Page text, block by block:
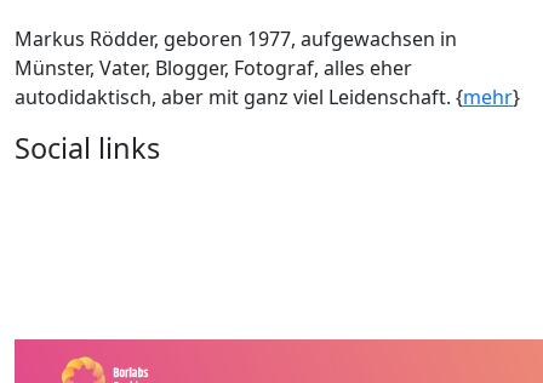
Markus Rödder, geboren 1977, aufgewachsen in
Münster, Vater, Blogger, Fotograf, alles eher
autodidaktisch, aber mit ganz viel Leidenschaft. {mehr}
Social links